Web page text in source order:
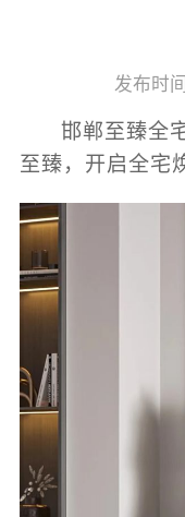
发布时
邯郸至臻全
至臻，开启全宅